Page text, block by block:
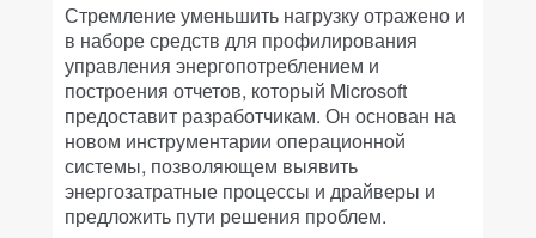
Стремление уменьшить нагрузку отражено и
в наборе средств для профилирования
управления энергопотреблением и
построения отчетов, который Microsoft
предоставит разработчикам. Он основан на
новом инструментарии операционной
системы, позволяющем выявить
энергозатратные процессы и драйверы и
предложить пути решения проблем.